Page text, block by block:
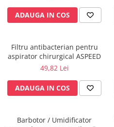
CPAP si AUTOCPAP
Instrumentar
Oxigenatoare
Statii gaze medicinale
Regulatoare presiune gaze
medicinale
Carucioare butelii gaze
ADAUGA IN COS
Filtru antibacterian pentru
aspirator chirurgical ASPEED
49,82 Lei
ADAUGA IN COS
Barbotor / Umidificator